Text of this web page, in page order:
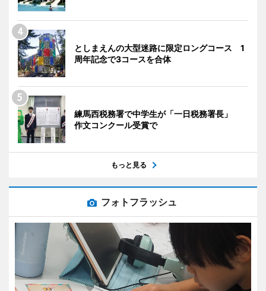
としまえんの大型迷路に限定ロングコース 1
周年記念で3コースを合体
練馬西税務署で中学生が「一日税務署長」
作文コンクール受賞で
もっと見る
フォトフラッシュ